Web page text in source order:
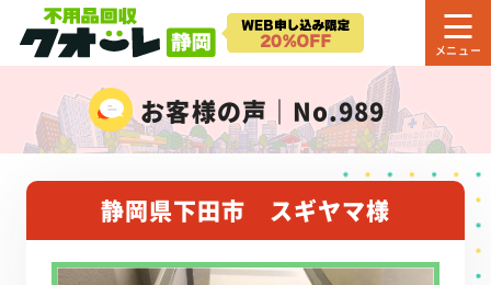
お客様の声｜No.989
静岡県下田市 スギヤマ様